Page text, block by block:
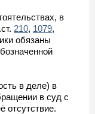
в
210, 1079,
обязаны
в деле) в
в суд с
отсутствие.